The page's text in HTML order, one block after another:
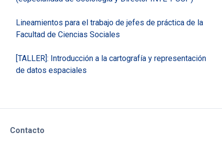
Lineamientos para el trabajo de jefes de práctica de la
Facultad de Ciencias Sociales
[TALLER]: Introducción a la cartografía y representación
de datos espaciales
Contacto